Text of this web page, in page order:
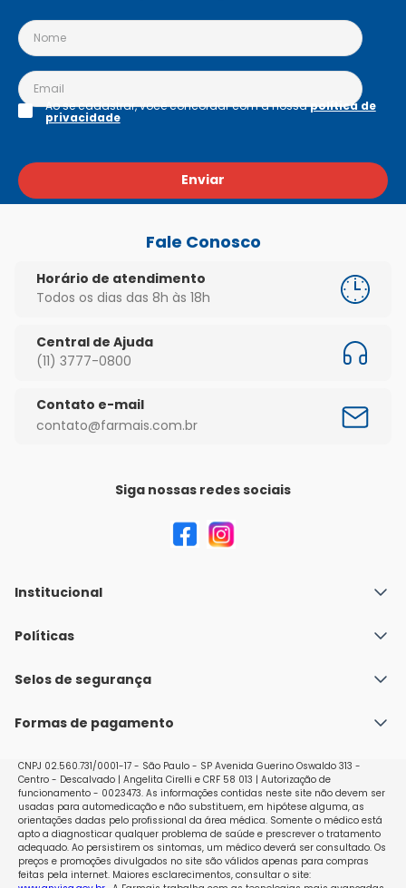
Enviar
Ao se cadastrar, você concordar com a nossapolítica de
privacidade
Fale Conosco
Horário de atendimento
Todos os dias das 8h às 18h
Central de Ajuda
(11) 3777-0800
Contato e-mail
contato@farmais.com.br
Siga nossas redes sociais
Institucional
Quem Somos
Nossas lojas
Políticas
Política de Envio
Políticas de Trocas e Devoluções
Selos de segurança
Formas de pagamento
CNPJ 02.560.731/0001-17 - São Paulo - SP Avenida Guerino Oswaldo 313 -
Centro - Descalvado | Angelita Cirelli e CRF 58 013 | Autorização de
funcionamento - 0023473. As informações contidas neste site não devem ser
usadas para automedicação e não substituem, em hipótese alguma, as
orientações dadas pelo profissional da área médica. Somente o médico está
apto a diagnosticar qualquer problema de saúde e prescrever o tratamento
adequado. Ao persistirem os sintomas, um médico deverá ser consultado. Os
preços e promoções divulgados no site são válidos apenas para compras
feitas pela internet. Maiores esclarecimentos, consultar o site: